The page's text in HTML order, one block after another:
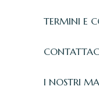
TERMINI E
I NOSTRI